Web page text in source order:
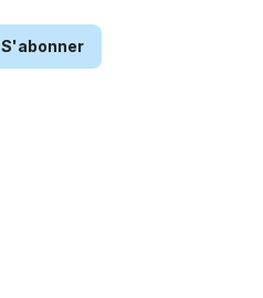
S'abonner